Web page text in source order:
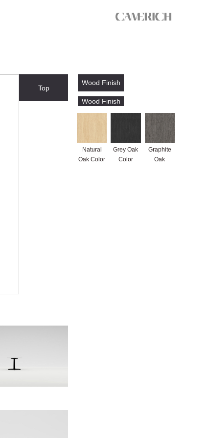
Top
Wood Finish
Wood Finish
Natural
Oak Color
Grey Oak
Color
Graphite
Oak